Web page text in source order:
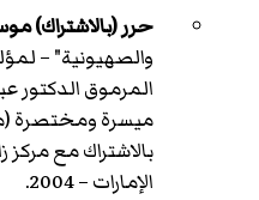
حرر (بالاشتراك)
والصهيونية" –
المرموق الدكتور
ميسرة ومختصرة
بالاشتراك مع مركز
الإمارات – 2004.